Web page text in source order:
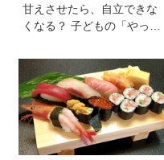
甘えさせたら、自立できな
くなる？ 子どもの「やっ
な姿勢《モンテッソーリ教
師の子育てエッセイ》vol.7